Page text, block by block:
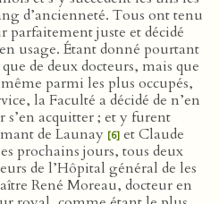
d’ancienneté. Tous ont tenu
parfaitement juste et décidé
usage. Étant donné pourtant
de deux docteurs, mais que
parmi les plus occupés,
la Faculté a décidé de n’en
s’en acquitter ; et y furent
de Launay [6] et Claude
prochains jours, tous deux
de l’Hôpital général de les
René Moreau, docteur en